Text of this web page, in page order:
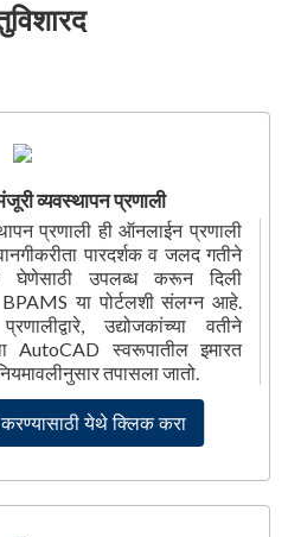
व्यवस्थापन प्रणाली
प्रणाली ही ऑनलाईन प्रणाली
पारदर्शक व जलद गतीने
घेणेसाठी उपलब्ध करून दिली
या पोर्टलशी संलग्न आहे.
उद्योजकांच्या वतीने
AutoCAD स्वरूपातील इमारत
तपासला जातो.
येथे क्लिक करा